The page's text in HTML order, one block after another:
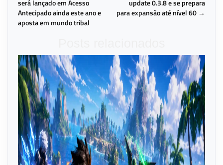
será lançado em Acesso
Antecipado ainda este ano e
aposta em mundo tribal
update 0.3.8 e se prepara
para expansão até nível 60 →